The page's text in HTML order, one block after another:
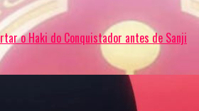
o Haki do Conquistador antes de Sanji